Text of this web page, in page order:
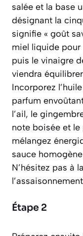
salée et la base
désignant la
signifie « goût
miel liquide pour
puis le vinaigre
viendra
Incorporez
parfum
l’ail, le
note boisée et le
mélangez
sauce
N’hésitez pas à
Étape 2